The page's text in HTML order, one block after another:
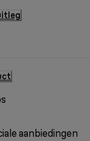
aanbiedingen